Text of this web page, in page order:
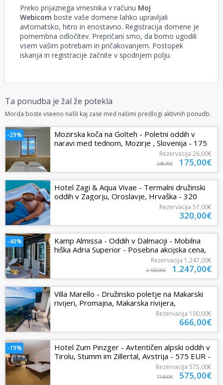
Preko prijaznega vmesnika v računu Moj
Webicom boste vaše domene lahko upravljali
avtomatsko, hitro in enostavno. Registracija domene je
pomembna odločitev. Prepričani smo, da bomo ugodili
vsem vašim potrebam in pričakovanjem. Postopek
iskanja in registracije začnite v spodnjem polju.
Ta ponudba je žal že potekla
Morda boste vseeno našli kaj zase med našimi predlogi aktivnih ponudb.
-29%
Mozirska koča na Golteh - Poletni oddih v
naravi med tednom, Mozirje , Slovenija - 175
EUR - 2x nočitev v apartmaju z...Rezervacija 26,00€
248,00€ 175,00€
Hotel Zagi & Aqua Vivae - Termalni družinski
oddih v Zagorju, Oroslavje, Hrvaška - 320
Rezervacija 57,00€
320,00€
-40%
Kamp Almissa - Oddih v Dalmaciji - Mobilna
hiška Adria Superior - Posebna akcijska cena,
Rezervacija 1.247,00€
2.100,00€ 1.247,00€
Villa Marello - Družinsko poletje na Makarski
rivijeri, Promajna, Makarska rivijera,
Dalmacija, Hrvaška - 666 EUR -...Rezervacija 100,00€
666,00€
-19%
Hotel Zum Pinzger - Avtentičen alpski oddih v
Tirolu, Stumm im Zillertal, Avstrija - 575 EUR -
Rezervacija 575,00€
714,00€ 575,00€